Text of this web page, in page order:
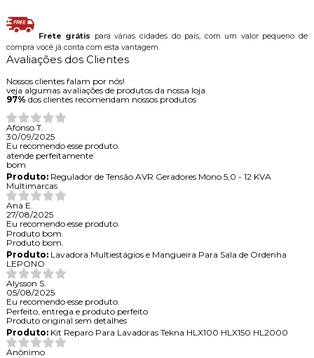
Frete grátis para várias cidades do país, com um valor pequeno de
compra você já conta com esta vantagem.
Avaliações dos Clientes
Nossos clientes falam por nós!
veja algumas avaliações de produtos da nossa loja.
97% dos clientes recomendam nossos produtos
Afonso T.
30/09/2025
Eu recomendo esse produto.
atende perfeitamente
bom
Produto:Regulador de Tensão AVR Geradores Mono 5,0 - 12 KVA
Multimarcas
Ana E.
27/08/2025
Eu recomendo esse produto.
Produto bom.
Produto bom.
Produto:Lavadora Multiestágios e Mangueira Para Sala de Ordenha
LEPONO
Alysson S.
05/08/2025
Eu recomendo esse produto.
Perfeito, entrega e produto perfeito
Produto original sem detalhes
Produto:Kit Reparo Para Lavadoras Tekna HLX100 HLX150 HL2000
Anônimo